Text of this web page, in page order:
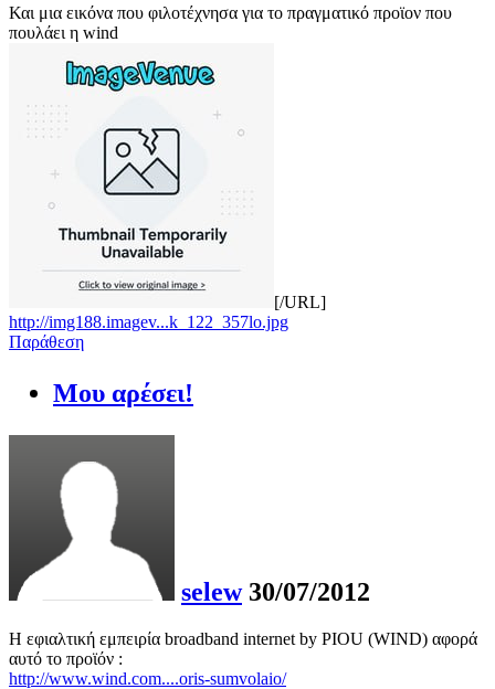
Και μια εικόνα που φιλοτέχνησα για το πραγματικό προϊον που
πουλάει η wind
[/URL]
http://img188.imagev...k_122_357lo.jpg
Παράθεση
Μου αρέσει!
selew 30/07/2012
Η εφιαλτική εμπειρία broadband internet by PIOU (WIND) αφορά
αυτό το προϊόν :
http://www.wind.com....oris-sumvolaio/